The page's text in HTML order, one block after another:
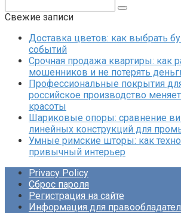
Свежие записи
Доставка цветов: как выбрать
событий
Срочная продажа квартиры: как
мошенников и не потерять
Профессиональные покрытия
российское производство
красоты
Шариковые опоры: сравнение
линейных конструкций для
Умные римские шторы: как
привычный интерьер
Privacy Policy
Сброс пароля
Регистрация на сайте
Информация для